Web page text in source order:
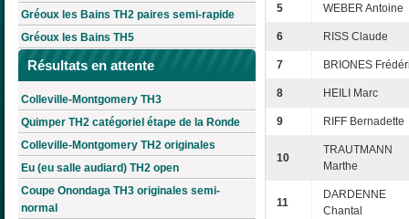
Gréoux les Bains TH2 paires semi-rapide
Gréoux les Bains TH5
Résultats en attente
Colleville-Montgomery TH3
Quimper TH2 catégoriel étape de la Ronde
Colleville-Montgomery TH2 originales
Eu (eu salle audiard) TH2 open
Coupe Onondaga TH3 originales semi-
normal
5 WEBER Antoine
6 RISS Claude
7 BRIONES
8 HEILI Marc
9 RIFF Bernadette
10
TRAUTMANN
Marthe
11
DARDENNE
Chantal